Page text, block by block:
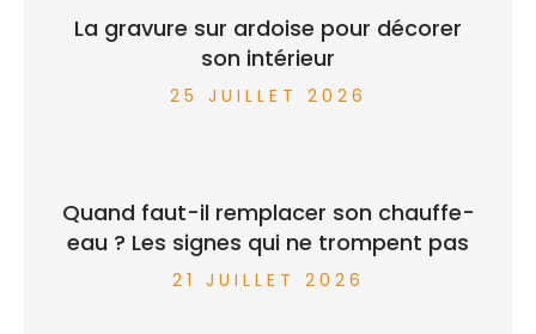
La gravure sur ardoise pour décorer
son intérieur
25 JUILLET 2026
Quand faut-il remplacer son chauffe-
eau ? Les signes qui ne trompent pas
21 JUILLET 2026